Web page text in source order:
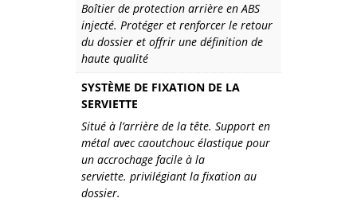
Boîtier de protection arrière en ABS
injecté. Protéger et renforcer le retour
du dossier et offrir une définition de
haute qualité
SYSTÈME DE FIXATION DE LA
SERVIETTE
Situé à l’arrière de la tête. Support en
métal avec caoutchouc élastique pour
un accrochage facile à la
serviette. privilégiant la fixation au
dossier.